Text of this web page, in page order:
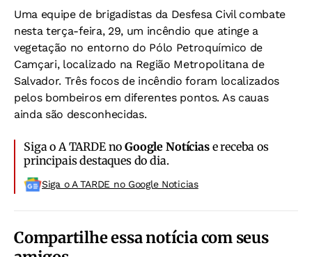
Uma equipe de brigadistas da Desfesa Civil combate
nesta terça-feira, 29, um incêndio que atinge a
vegetação no entorno do Pólo Petroquímico de
Camçari, localizado na Região Metropolitana de
Salvador. Três focos de incêndio foram localizados
pelos bombeiros em diferentes pontos. As cauas
ainda são desconhecidas.
Siga o A TARDE noGoogle Notíciase receba os
principais destaques do dia.
Siga o A TARDE no Google Noticias
Compartilhe essa notícia com seus